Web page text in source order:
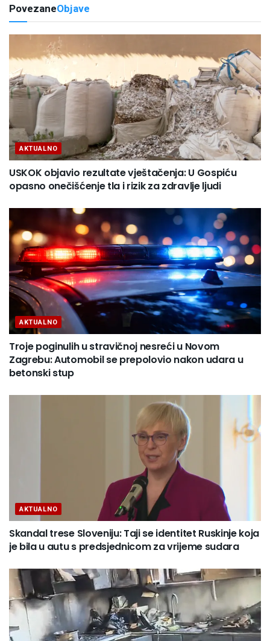
PovezaneObjave
AKTUALNO
USKOK objavio rezultate vještačenja: U Gospiću
opasno onečišćenje tla i rizik za zdravlje ljudi
AKTUALNO
Troje poginulih u stravičnoj nesreći u Novom
Zagrebu: Automobil se prepolovio nakon udara u
betonski stup
AKTUALNO
Skandal trese Sloveniju: Taji se identitet Ruskinje koja
je bila u autu s predsjednicom za vrijeme sudara